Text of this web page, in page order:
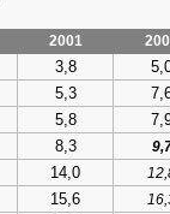
2001
3,8
5,3
5,8
8,3
14,0
15,6